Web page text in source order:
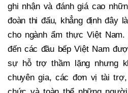
ghi nhận và đánh giá cao
đoàn thi đấu, khẳng định đây
cho ngành ẩm thực Việt
đến các đầu bếp Việt Nam
sự hỗ trợ thầm lặng nhưng
chuyên gia, các đơn vị tài